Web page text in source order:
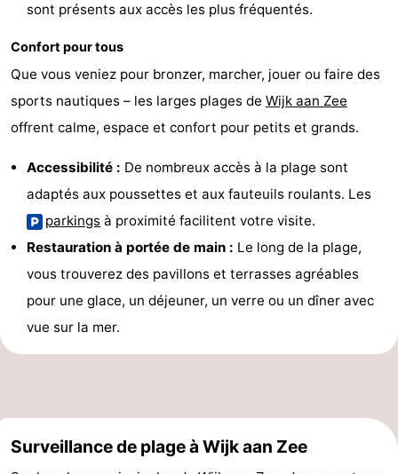
sont présents aux accès les plus fréquentés.
Confort pour tous
Que vous veniez pour bronzer, marcher, jouer ou faire des
sports nautiques – les larges plages de Wijk aan Zee
offrent calme, espace et confort pour petits et grands.
Accessibilité : De nombreux accès à la plage sont
adaptés aux poussettes et aux fauteuils roulants. Les
parkings à proximité facilitent votre visite.
Restauration à portée de main : Le long de la plage,
vous trouverez des pavillons et terrasses agréables
pour une glace, un déjeuner, un verre ou un dîner avec
vue sur la mer.
Surveillance de plage à Wijk aan Zee